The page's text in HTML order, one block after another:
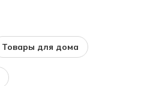
Товары для дома